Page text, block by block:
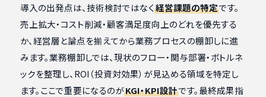
導入の出発点は、技術検討ではなく経営課題の特定です。
売上拡大・コスト削減・顧客満足度向上のどれを優先する
か、経営層と論点を揃えてから業務プロセスの棚卸しに進
みます。業務棚卸しでは、現状のフロー・関与部署・ボトルネ
ックを整理し、ROI（投資対効果）が見込める領域を特定し
ます。ここで重要になるのがKGI・KPI設計です。最終成果指